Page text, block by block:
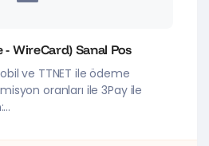
WireCard) Sanal Pos
ve TTNET ile ödeme
oranları ile 3Pay ile